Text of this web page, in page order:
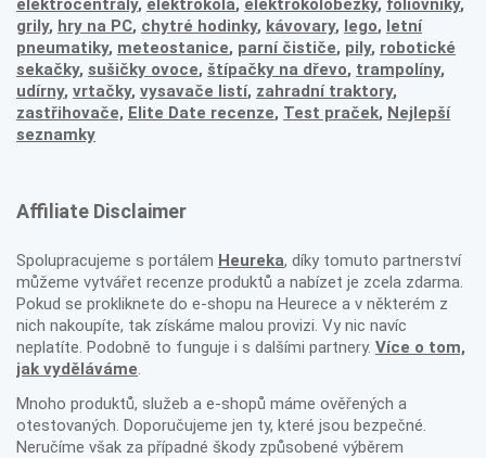
elektrocentrály, elektrokola, elektrokoloběžky, foliovníky,
grily, hry na PC, chytré hodinky, kávovary, lego, letní
pneumatiky, meteostanice, parní čističe, pily, robotické
sekačky, sušičky ovoce, štípačky na dřevo, trampolíny,
udírny, vrtačky, vysavače listí, zahradní traktory,
zastřihovače, Elite Date recenze, Test praček, Nejlepší
seznamky
Affiliate Disclaimer
Spolupracujeme s portálem Heureka, díky tomuto partnerství
můžeme vytvářet recenze produktů a nabízet je zcela zdarma.
Pokud se prokliknete do e-shopu na Heurece a v některém z
nich nakoupíte, tak získáme malou provizi. Vy nic navíc
neplatíte. Podobně to funguje i s dalšími partnery. Více o tom,
jak vyděláváme.
Mnoho produktů, služeb a e-shopů máme ověřených a
otestovaných. Doporučujeme jen ty, které jsou bezpečné.
Neručíme však za případné škody způsobené výběrem